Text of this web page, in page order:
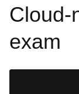
Cloud-
exam